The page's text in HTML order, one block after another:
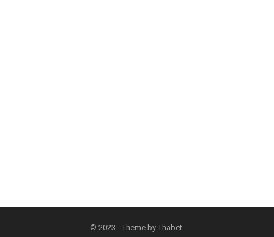
© 2023 - Theme by Thabet.